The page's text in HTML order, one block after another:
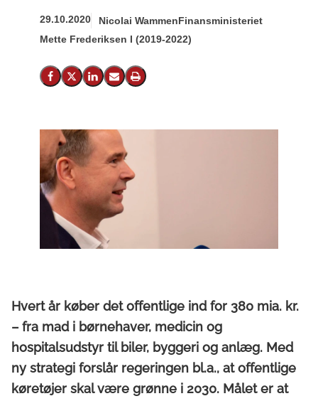
29.10.2020 Nicolai WammenFinansministeriet
Mette Frederiksen I (2019-2022)
Del på Facebook
Del på X (Twitter)
Del på LinkedIn
Send email
Print
Hvert år køber det offentlige ind for 380 mia. kr.
– fra mad i børnehaver, medicin og
hospitalsudstyr til biler, byggeri og anlæg. Med
ny strategi forslår regeringen bl.a., at offentlige
køretøjer skal være grønne i 2030. Målet er at